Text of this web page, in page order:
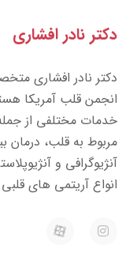
دکتر نادر افشاری
دکتر نادر افشاری
انجمن قلب آمریکا
خدمات مختلفی از
مربوط به قلب، درمان
آنژیوگرافی و
انواع آریتمی های
I
n
E
a